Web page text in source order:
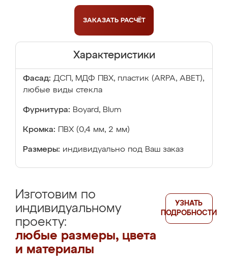
ЗАКАЗАТЬ РАСЧЁТ
Характеристики
Фасад: ДСП, МДФ ПВХ, пластик (ARPA, ABET),
любые виды стекла
Фурнитура: Boyard, Blum
Кромка: ПВХ (0,4 мм, 2 мм)
Размеры: индивидуально под Ваш заказ
Изготовим по
индивидуальному
проекту:
любые размеры, цвета
и материалы
УЗНАТЬ
ПОДРОБНОСТИ